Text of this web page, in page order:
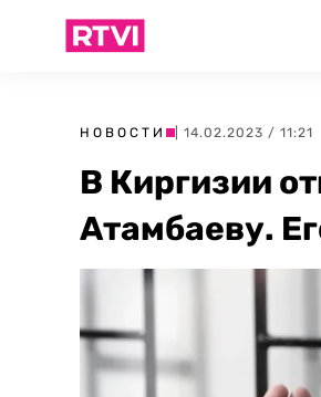
НОВОСТИ | 14.02.2023 / 11:21
В Киргизии
Атамбаеву.